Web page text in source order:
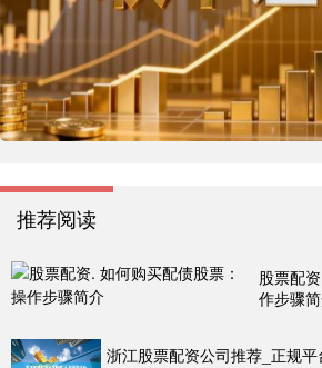
推荐阅读
股票配
作步骤
浙江股票配资公司推荐_正规平